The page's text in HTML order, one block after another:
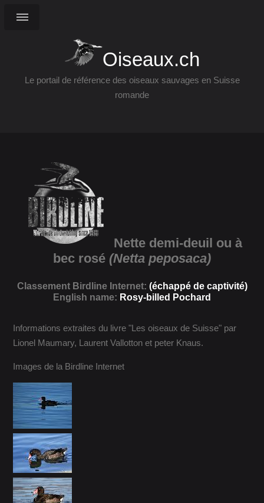
Oiseaux.ch
Le portail de référence des oiseaux sauvages en Suisse
romande
Nette demi-deuil ou à
bec rosé (Netta peposaca)
Classement Birdline Internet: (échappé de captivité)
English name: Rosy-billed Pochard
Informations extraites du livre "Les oiseaux de Suisse" par
Lionel Maumary, Laurent Vallotton et peter Knaus.
Images de la Birdline Internet